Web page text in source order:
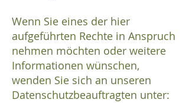
Wenn Sie eines der hier
aufgeführten Rechte in Anspruch
nehmen möchten oder weitere
Informationen wünschen,
wenden Sie sich an unseren
Datenschutzbeauftragten unter: